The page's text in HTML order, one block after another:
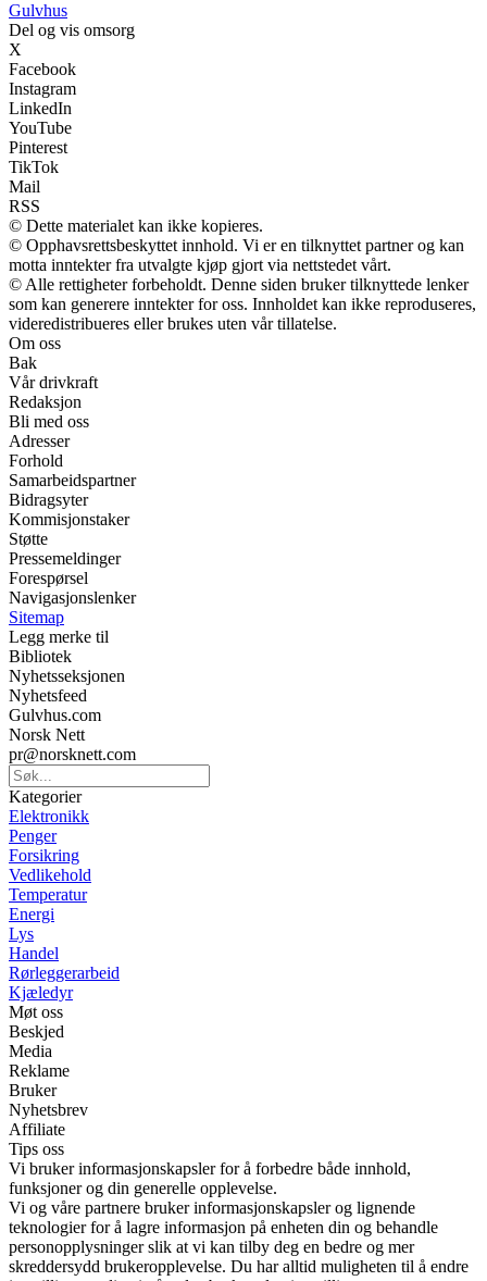
Gulvhus
Del og vis omsorg
X
Facebook
Instagram
LinkedIn
YouTube
Pinterest
TikTok
Mail
RSS
© Dette materialet kan ikke kopieres.
© Opphavsrettsbeskyttet innhold. Vi er en tilknyttet partner og kan
motta inntekter fra utvalgte kjøp gjort via nettstedet vårt.
© Alle rettigheter forbeholdt. Denne siden bruker tilknyttede lenker
som kan generere inntekter for oss. Innholdet kan ikke reproduseres,
videredistribueres eller brukes uten vår tillatelse.
Om oss
Bak
Vår drivkraft
Redaksjon
Bli med oss
Adresser
Forhold
Samarbeidspartner
Bidragsyter
Kommisjonstaker
Støtte
Pressemeldinger
Forespørsel
Navigasjonslenker
Sitemap
Legg merke til
Bibliotek
Nyhetsseksjonen
Nyhetsfeed
Gulvhus.com
Norsk Nett
pr@norsknett.com
Kategorier
Elektronikk
Penger
Forsikring
Vedlikehold
Temperatur
Energi
Lys
Handel
Rørleggerarbeid
Kjæledyr
Møt oss
Beskjed
Media
Reklame
Bruker
Nyhetsbrev
Affiliate
Tips oss
Vi bruker informasjonskapsler for å forbedre både innhold,
funksjoner og din generelle opplevelse.
Vi og våre partnere bruker informasjonskapsler og lignende
teknologier for å lagre informasjon på enheten din og behandle
personopplysninger slik at vi kan tilby deg en bedre og mer
skreddersydd brukeropplevelse. Du har alltid muligheten til å endre